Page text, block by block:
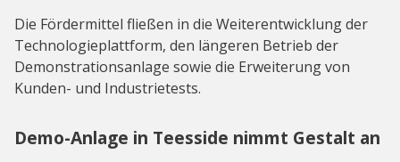
Die Fördermittel fließen in die Weiterentwicklung der
Technologieplattform, den längeren Betrieb der
Demonstrationsanlage sowie die Erweiterung von
Kunden- und Industrietests.
Demo-Anlage in Teesside nimmt Gestalt an